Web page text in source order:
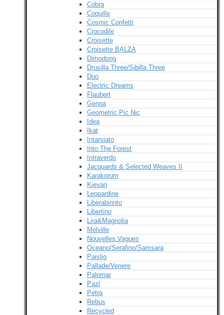
Cobra
Coquille
Cosmic Confetti
Crocodile
Croisette
Croisette BALZA
Dimodong
Drusilla Three/Sibilla Three
Duo
Electric Dreams
Flaubert
Genoa
Geometric Pic Nic
Idea
Ikat
Intarsiato
Into The Forest
Intraverdo
Jacquards & Selected Weaves II
Karakorum
Kievan
Leopardine
Liberabirinto
Libertino
Lira&Magnolia
Melville
Nouvelles Vagues
Oceano/Serafino/Samsara
Paislig
Pallade/Venere
Palomar
Pazl
Petra
Rebus
Recycled